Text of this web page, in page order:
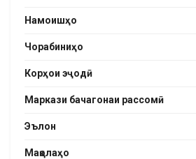
Намоишҳо
Чорабиниҳо
Корҳои эҷодӣ
Маркази бачагонаи рассомӣ
Эълон
Мақолаҳо